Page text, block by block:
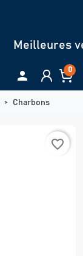
Meilleures
 0
Charbons
favorite_border